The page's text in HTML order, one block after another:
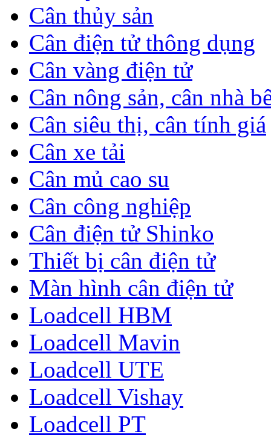
Cân thủy sản
Cân điện tử thông dụng
Cân vàng điện tử
Cân nông sản, cân nhà
Cân siêu thị, cân tính giá
Cân xe tải
Cân mủ cao su
Cân công nghiệp
Cân điện tử Shinko
Thiết bị cân điện tử
Màn hình cân điện tử
Loadcell HBM
Loadcell Mavin
Loadcell UTE
Loadcell Vishay
Loadcell PT